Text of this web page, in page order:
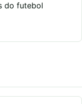
do futebol